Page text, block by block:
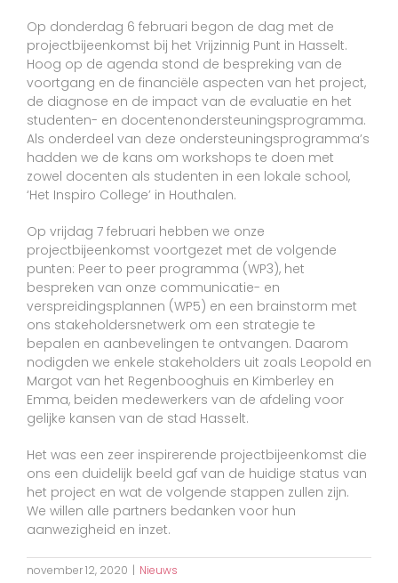
Op donderdag 6 februari begon de dag met de
projectbijeenkomst bij het Vrijzinnig Punt in Hasselt.
Hoog op de agenda stond de bespreking van de
voortgang en de financiële aspecten van het project,
de diagnose en de impact van de evaluatie en het
studenten- en docentenondersteuningsprogramma.
Als onderdeel van deze ondersteuningsprogramma’s
hadden we de kans om workshops te doen met
zowel docenten als studenten in een lokale school,
‘Het Inspiro College’ in Houthalen.
Op vrijdag 7 februari hebben we onze
projectbijeenkomst voortgezet met de volgende
punten: Peer to peer programma (WP3), het
bespreken van onze communicatie- en
verspreidingsplannen (WP5) en een brainstorm met
ons stakeholdersnetwerk om een strategie te
bepalen en aanbevelingen te ontvangen. Daarom
nodigden we enkele stakeholders uit zoals Leopold en
Margot van het Regenbooghuis en Kimberley en
Emma, beiden medewerkers van de afdeling voor
gelijke kansen van de stad Hasselt.
Het was een zeer inspirerende projectbijeenkomst die
ons een duidelijk beeld gaf van de huidige status van
het project en wat de volgende stappen zullen zijn.
We willen alle partners bedanken voor hun
aanwezigheid en inzet.
november 12, 2020 | Nieuws